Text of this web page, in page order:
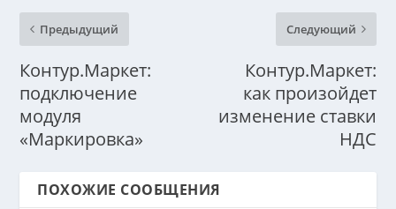
Предыдущий
Контур.Маркет:
подключение
модуля
«Маркировка»
Следующий
Контур.Маркет:
как произойдет
изменение ставки
НДС
ПОХОЖИЕ СООБЩЕНИЯ